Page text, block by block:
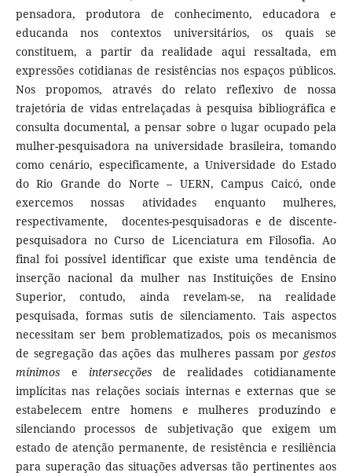
pensadora, produtora de conhecimento, educadora e
educanda nos contextos universitários, os quais se
constituem, a partir da realidade aqui ressaltada, em
expressões cotidianas de resistências nos espaços públicos.
Nos propomos, através do relato reflexivo de nossa
trajetória de vidas entrelaçadas à pesquisa bibliográfica e
consulta documental, a pensar sobre o lugar ocupado pela
mulher-pesquisadora na universidade brasileira, tomando
como cenário, especificamente, a Universidade do Estado
do Rio Grande do Norte – UERN, Campus Caicó, onde
exercemos nossas atividades enquanto mulheres,
respectivamente, docentes-pesquisadoras e de discente-
pesquisadora no Curso de Licenciatura em Filosofia. Ao
final foi possível identificar que existe uma tendência de
inserção nacional da mulher nas Instituições de Ensino
Superior, contudo, ainda revelam-se, na realidade
pesquisada, formas sutis de silenciamento. Tais aspectos
necessitam ser bem problematizados, pois os mecanismos
de segregação das ações das mulheres passam por gestos
mínimos e intersecções de realidades cotidianamente
implícitas nas relações sociais internas e externas que se
estabelecem entre homens e mulheres produzindo e
silenciando processos de subjetivação que exigem um
estado de atenção permanente, de resistência e resiliência
para superação das situações adversas tão pertinentes aos